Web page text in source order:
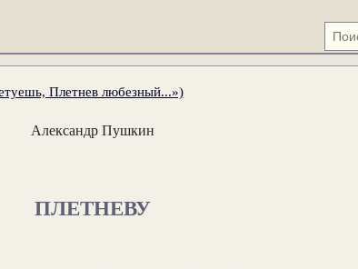
Плетнев любезный...»)
Александр Пушкин
ПЛЕТНЕВУ